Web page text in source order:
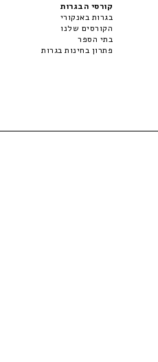
קורסי הבגרות
בגרות באנקורי
הקורסים שלנו
בתי הספר
פתרון בחינות בגרות